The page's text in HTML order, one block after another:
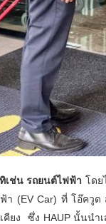
เช่น รถยนต์ไฟฟ้า โดย
า (EV Car) ที่ โอ๊ควู
คียง ซึ่ง HAUP นั้นน